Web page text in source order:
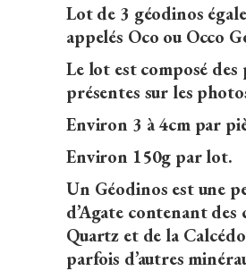
Lot de 3 géodinos
appelés Oco ou Occo
Le lot est composé des
présentes sur les
Environ 3 à 4cm par
Environ 150g par lot.
Un Géodinos est une
d’Agate contenant des
Quartz et de la
parfois d’autres